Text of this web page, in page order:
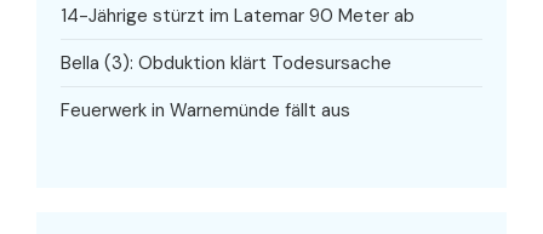
14-Jährige stürzt im Latemar 90 Meter ab
Bella (3): Obduktion klärt Todesursache
Feuerwerk in Warnemünde fällt aus